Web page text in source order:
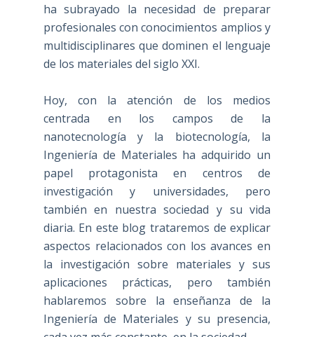
ha subrayado la necesidad de preparar
profesionales con conocimientos amplios y
multidisciplinares que dominen el lenguaje
de los materiales del siglo XXI.
Hoy, con la atención de los medios
centrada en los campos de la
nanotecnología y la biotecnología, la
Ingeniería de Materiales ha adquirido un
papel protagonista en centros de
investigación y universidades, pero
también en nuestra sociedad y su vida
diaria. En este blog trataremos de explicar
aspectos relacionados con los avances en
la investigación sobre materiales y sus
aplicaciones prácticas, pero también
hablaremos sobre la enseñanza de la
Ingeniería de Materiales y su presencia,